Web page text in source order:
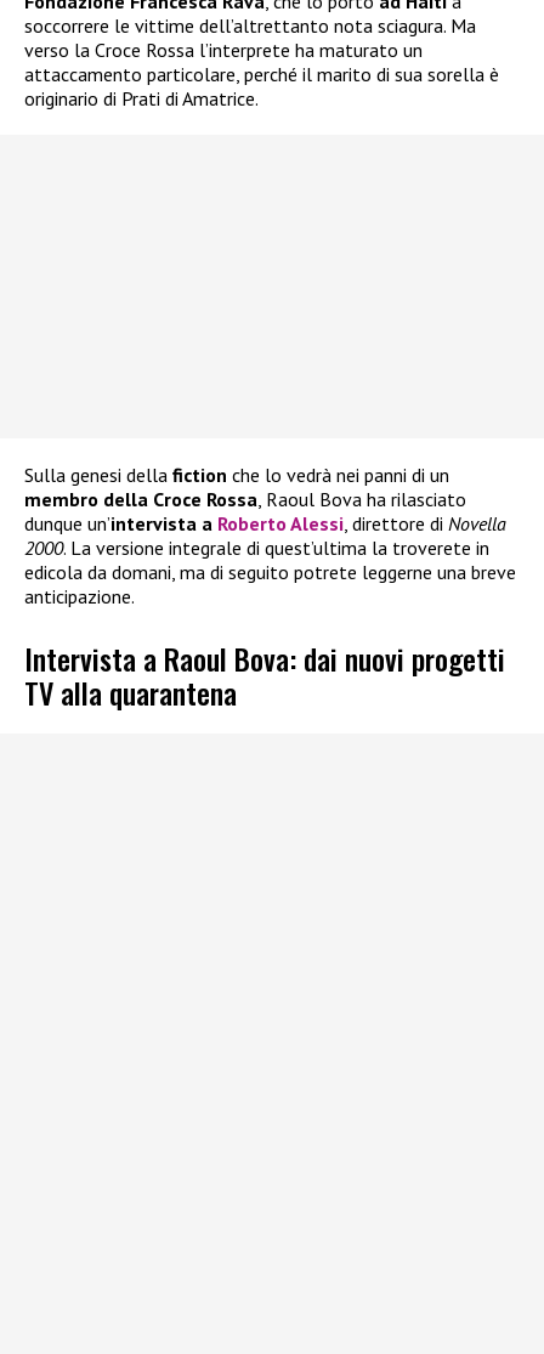
soccorrere le vittime dell’altrettanto nota sciagura. Ma
verso la Croce Rossa l’interprete ha maturato un
attaccamento particolare, perché il marito di sua sorella è
originario di Prati di Amatrice.
Sulla genesi della fiction che lo vedrà nei panni di un
membro della Croce Rossa, Raoul Bova ha rilasciato
dunque un’intervista a Roberto Alessi, direttore di Novella
2000. La versione integrale di quest’ultima la troverete in
edicola da domani, ma di seguito potrete leggerne una breve
anticipazione.
Intervista a Raoul Bova: dai nuovi progetti
TV alla quarantena